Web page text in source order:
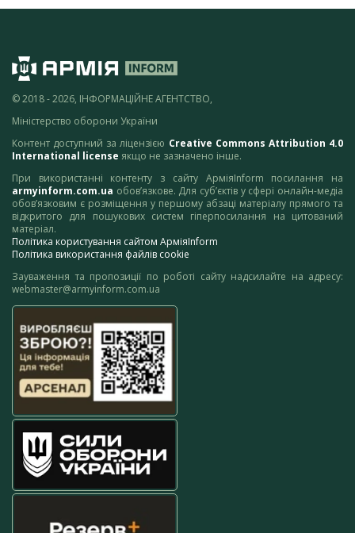
© 2018 - 2026, ІНФОРМАЦІЙНЕ АГЕНТСТВО,
Міністерство оборони України
Контент доступний за ліцензією Creative Commons Attribution 4.0
International license якщо не зазначено інше.
При використанні контенту з сайту АрміяInform посилання на
armyinform.com.ua обов’язкове. Для суб’єктів у сфері онлайн-медіа
обов’язковим є розміщення у першому абзаці матеріалу прямого та
відкритого для пошукових систем гіперпосилання на цитований
матеріал.
Політика користування сайтом АрміяInform
Політика використання файлів cookie
Зауваження та пропозиції по роботі сайту надсилайте на адресу:
webmaster@armyinform.com.ua